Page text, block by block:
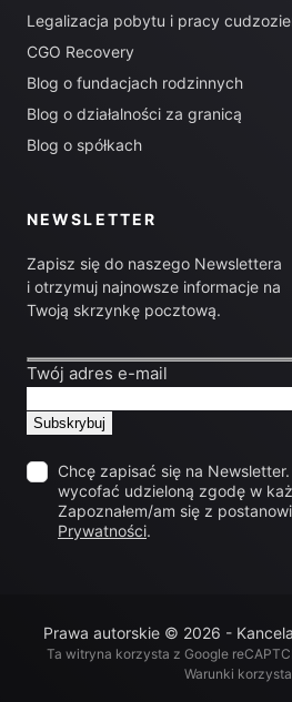
Legalizacja pobytu i pracy
CGO Recovery
Blog o fundacjach rodzinnych
Blog o działalności za granicą
Blog o spółkach
NEWSLETTER
Zapisz się do naszego Newslettera
i otrzymuj najnowsze informacje na
Twoją skrzynkę pocztową.
Twój adres e-mail
Chcę zapisać się na
wycofać udzieloną zgodę w
Zapoznałem/am się z
Prywatności.
Prawa autorskie © 2026 -
Ta witryna korzysta z Google
Warunki